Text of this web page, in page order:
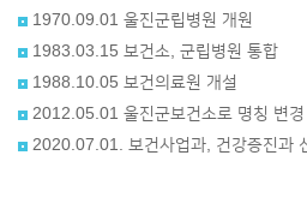
1970.09.01 울진군립병원 개원
1983.03.15 보건소, 군립병원 통합
1988.10.05 보건의료원 개설
2012.05.01 울진군보건소로 명칭 변경
2020.07.01. 보건사업과, 건강증진과